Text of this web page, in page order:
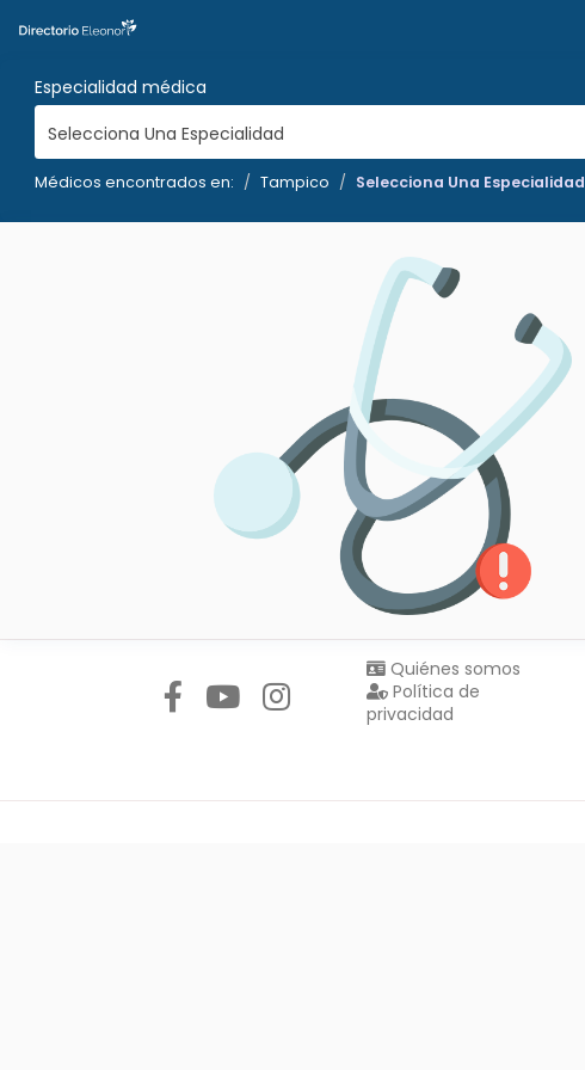
Especialidad médica
Selecciona Una Especialidad
Médicos encontrados en: Tampico Selecciona Una Especialidad
Quiénes somos
Política de
privacidad